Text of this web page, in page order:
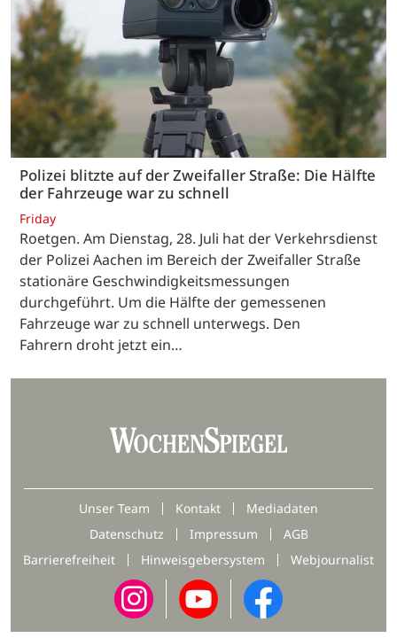
Polizei blitzte auf der Zweifaller Straße: Die Hälfte
der Fahrzeuge war zu schnell
Friday
Roetgen. Am Dienstag, 28. Juli hat der Verkehrsdienst
der Polizei Aachen im Bereich der Zweifaller Straße
stationäre Geschwindigkeitsmessungen
durchgeführt. Um die Hälfte der gemessenen
Fahrzeuge war zu schnell unterwegs. Den
Fahrern droht jetzt ein…
Unser Team Kontakt
Mediadaten
Datenschutz
Impressum
AGB
Barrierefreiheit
Hinweisgebersystem Webjournalist